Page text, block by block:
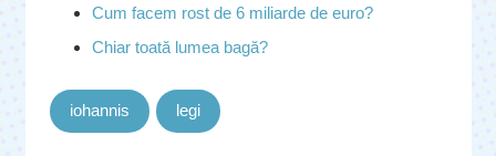
Cum facem rost de 6 miliarde de euro?
Chiar toată lumea bagă?
iohannis legi